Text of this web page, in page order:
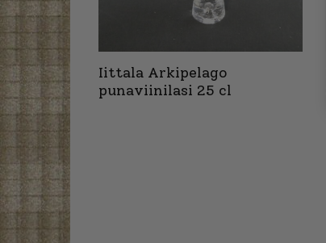
Iittala Arkipelago
punaviinilasi 25 cl